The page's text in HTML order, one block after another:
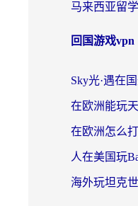
回国游戏vpn